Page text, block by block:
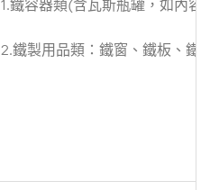
1.鐵容器類(含瓦斯瓶罐，如內
2.鐵製用品類：鐵窗、鐵板、鐵